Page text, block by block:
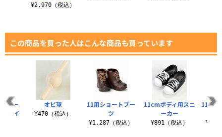
¥2,970（税込）
この商品を買った人はこんな商品も買っています
11用ショートブー
ツ
¥1,287（税込）
11cmボディ用スニ
ーカー
¥891（税込）
11cm
どー
ェイ
オビ球
¥470（税込）